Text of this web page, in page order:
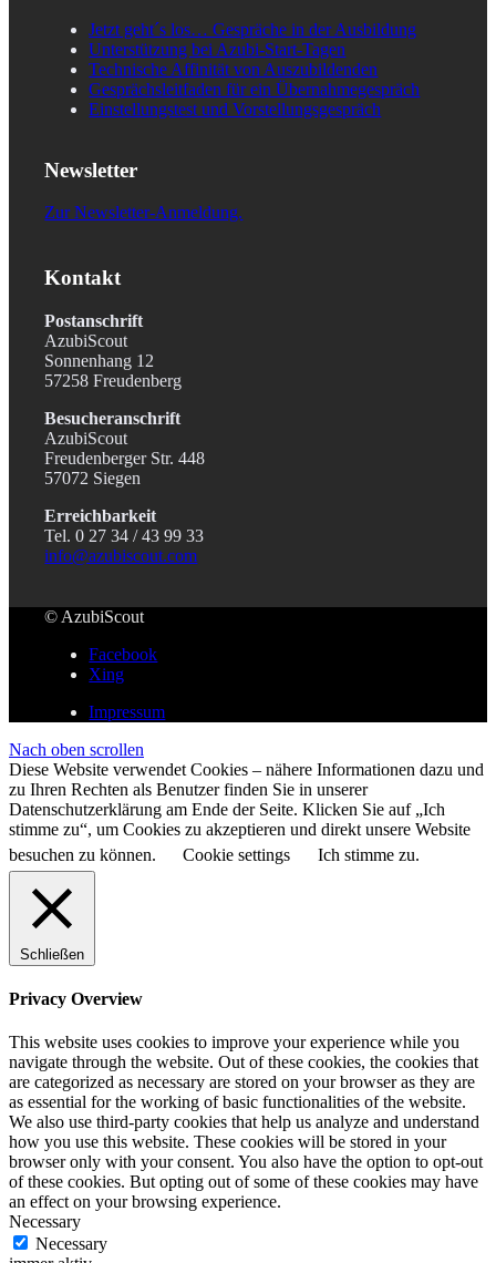
Jetzt geht´s los… Gespräche in der Ausbildung
Unterstützung bei Azubi-Start-Tagen
Technische Affinität von Auszubildenden
Gesprächsleitfaden für ein Übernahmegespräch
Einstellungstest und Vorstellungsgespräch
Newsletter
Zur Newsletter-Anmeldung.
Kontakt
Postanschrift
AzubiScout
Sonnenhang 12
57258 Freudenberg
Besucheranschrift
AzubiScout
Freudenberger Str. 448
57072 Siegen
Erreichbarkeit
Tel. 0 27 34 / 43 99 33
info@azubiscout.com
© AzubiScout
Facebook
Xing
Impressum
Nach oben scrollen
Diese Website verwendet Cookies – nähere Informationen dazu und
zu Ihren Rechten als Benutzer finden Sie in unserer
Datenschutzerklärung am Ende der Seite. Klicken Sie auf „Ich
stimme zu“, um Cookies zu akzeptieren und direkt unsere Website
besuchen zu können.
Cookie settings Ich stimme zu.
Schließen
Privacy Overview
This website uses cookies to improve your experience while you
navigate through the website. Out of these cookies, the cookies that
are categorized as necessary are stored on your browser as they are
as essential for the working of basic functionalities of the website.
We also use third-party cookies that help us analyze and understand
how you use this website. These cookies will be stored in your
browser only with your consent. You also have the option to opt-out
of these cookies. But opting out of some of these cookies may have
an effect on your browsing experience.
Necessary
Necessary